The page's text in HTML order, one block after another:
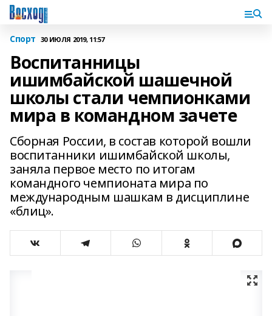
Спорт 30 ИЮЛЯ 2019, 11:57
Воспитанницы
ишимбайской шашечной
школы стали чемпионками
мира в командном зачете
Сборная России, в состав которой вошли
воспитанники ишимбайской школы,
заняла первое место по итогам
командного чемпионата мира по
международным шашкам в дисциплине
«блиц».